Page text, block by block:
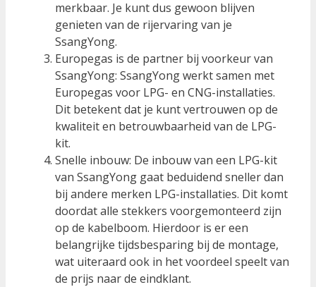
merkbaar. Je kunt dus gewoon blijven
genieten van de rijervaring van je
SsangYong.
Europegas is de partner bij voorkeur van
SsangYong: SsangYong werkt samen met
Europegas voor LPG- en CNG-installaties.
Dit betekent dat je kunt vertrouwen op de
kwaliteit en betrouwbaarheid van de LPG-
kit.
Snelle inbouw: De inbouw van een LPG-kit
van SsangYong gaat beduidend sneller dan
bij andere merken LPG-installaties. Dit komt
doordat alle stekkers voorgemonteerd zijn
op de kabelboom. Hierdoor is er een
belangrijke tijdsbesparing bij de montage,
wat uiteraard ook in het voordeel speelt van
de prijs naar de eindklant.